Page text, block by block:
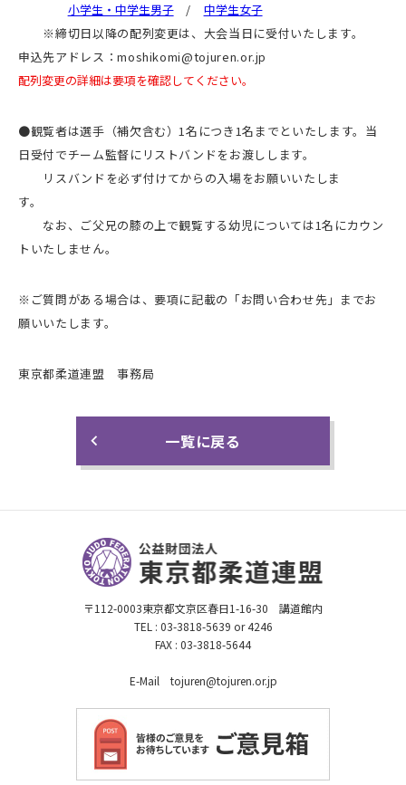
小学生・中学生男子/ 中学生女子
※締切日以降の配列変更は、大会当日に受付いたします。
申込先アドレス：moshikomi@tojuren.or.jp
配列変更の詳細は要項を確認してください。
●観覧者は選手（補欠含む）1名につき1名までといたします。当
日受付でチーム監督にリストバンドをお渡しします。
リスバンドを必ず付けてからの入場をお願いいたしま
す。
なお、ご父兄の膝の上で観覧する幼児については1名にカウン
トいたしません。
※ご質問がある場合は、要項に記載の「お問い合わせ先」までお
願いいたします。
東京都柔道連盟 事務局
一覧に戻る
〒112-0003東京都文京区春日1-16-30 講道館内
TEL : 03-3818-5639 or 4246
FAX : 03-3818-5644
E-Mail tojuren@tojuren.or.jp